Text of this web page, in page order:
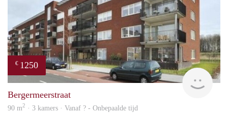
€ 1250
Bergermeerstraat
90 m2 · 3 kamers · Vanaf ? - Onbepaalde tijd